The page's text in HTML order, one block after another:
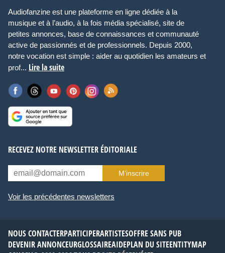
Audiofanzine est une plateforme en ligne dédiée à la
musique et à l’audio, à la fois média spécialisé, site de
petites annonces, base de connaissances et communauté
active de passionnés et de professionnels. Depuis 2000,
notre vocation est simple : aider au quotidien les amateurs et
prof... Lire la suite
RECEVEZ NOTRE NEWSLETTER ÉDITORIALE
M’inscrire
Voir les précédentes newsletters
NOUS CONTACTERPARTICIPERARTISTESOFFRE SANS PUB
DEVENIR ANNONCEURGLOSSAIREAIDEPLAN DU SITEENTITYMAP